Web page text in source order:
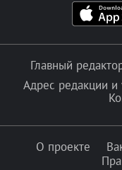
Главный
Адрес редакции и
О проекте